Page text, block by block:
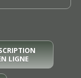
LIGNE